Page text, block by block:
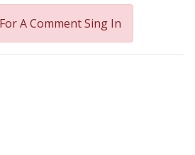
A CommentSing In